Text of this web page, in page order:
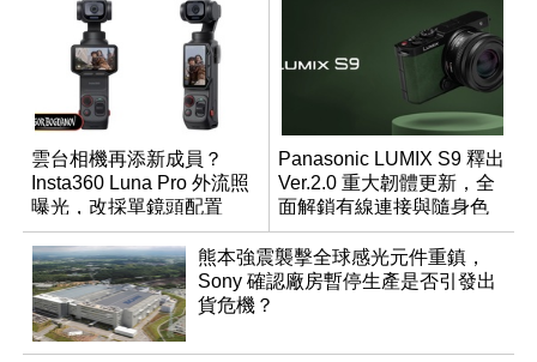
雲台相機再添新成員？
Insta360 Luna Pro 外流照
曝光，改採單鏡頭配置
Panasonic LUMIX S9 釋出
Ver.2.0 重大韌體更新，全
面解鎖有線連接與隨身色
調編輯
熊本強震襲擊全球感光元件重鎮，
Sony 確認廠房暫停生產是否引發出
貨危機？